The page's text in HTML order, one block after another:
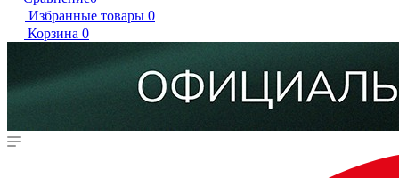
Избранные товары 0
Корзина 0